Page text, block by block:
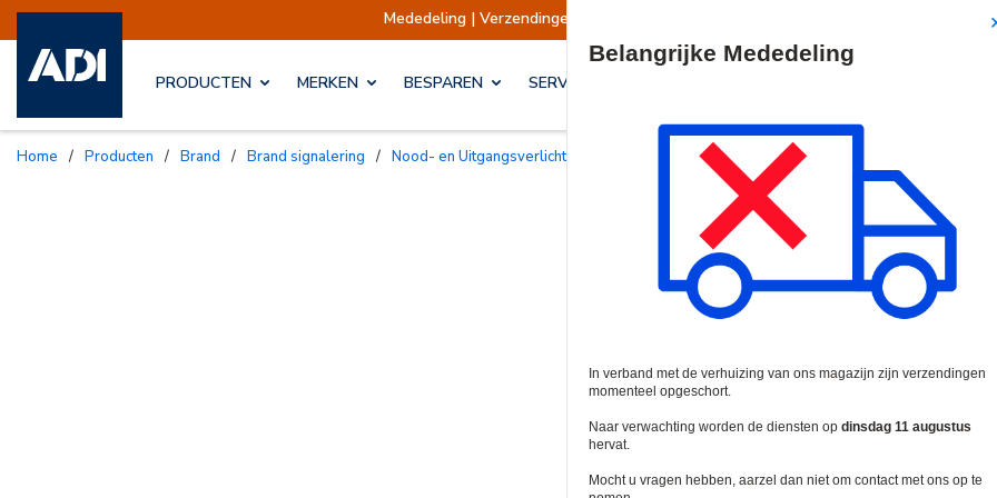
Mededeling | Verzendingen opgeschort Verzendingen worden op
PRODUCTEN MERKEN BESPAREN SERVICES & OPLOSSINGEN
Home / Producten / Brand / Brand signalering / Nood- en Uitgangsverlichting